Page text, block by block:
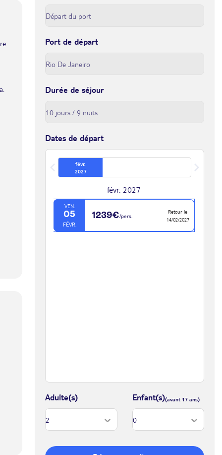
Port de départ
Durée de séjour
Dates de départ
févr.
2027
févr. 2027
VEN.
05
FÉVR.
1239€/pers.
Retour le
14/02/2027
Adulte(s) Enfant(s)